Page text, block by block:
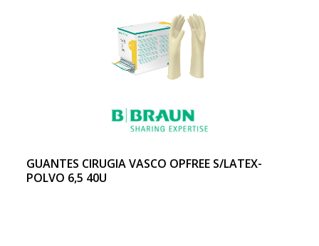
GUANTES CIRUGIA VASCO OPFREE S/LATEX-
POLVO 6,5 40U